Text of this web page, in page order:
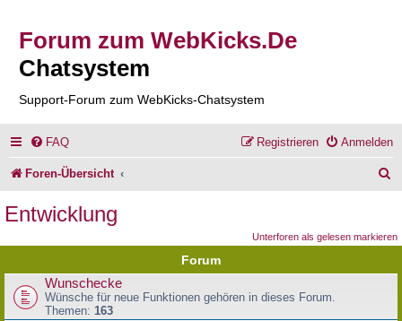
Forum zum WebKicks.De
Chatsystem
Support-Forum zum WebKicks-Chatsystem
FAQ Anmelden
Registrieren
Foren-Übersicht
e
Entwicklung
Unterforen als gelesen markieren
Forum
Wunschecke
Wünsche für neue Funktionen gehören in dieses Forum.
Themen: 163